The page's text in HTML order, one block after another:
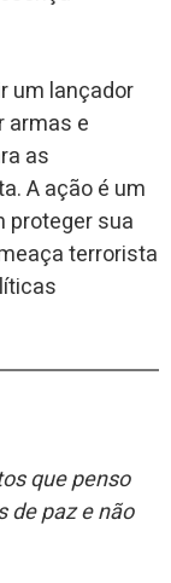
um lançador
armas e
as
A ação é um
proteger sua
terrorista
que penso
de paz e não